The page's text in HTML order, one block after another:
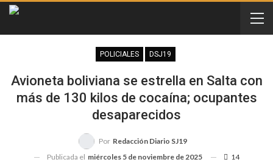
POLICIALES DSJ19
Avioneta boliviana se estrella en Salta con
más de 130 kilos de cocaína; ocupantes
desaparecidos
Por Redacción Diario SJ19
Publicada el miércoles 5 de noviembre de 2025 14